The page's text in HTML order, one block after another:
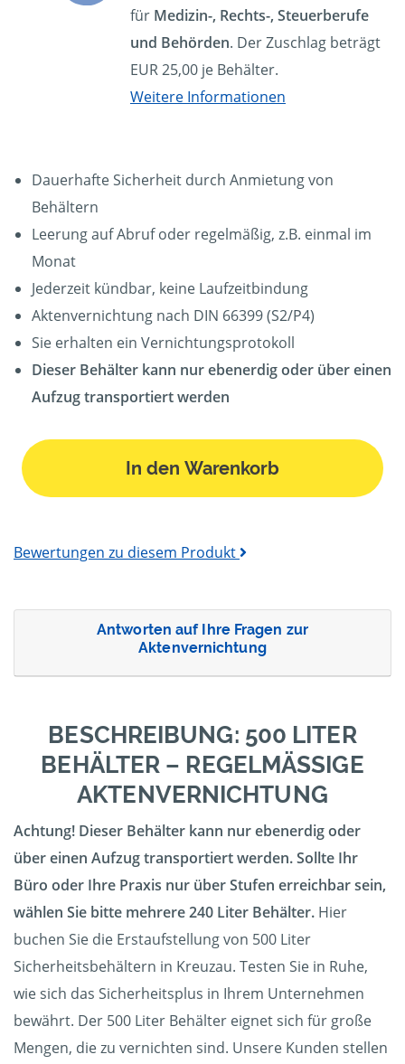
für Medizin-, Rechts-, Steuerberufe
und Behörden. Der Zuschlag beträgt
EUR 25,00 je Behälter.
Weitere Informationen
Dauerhafte Sicherheit durch Anmietung von
Behältern
Leerung auf Abruf oder regelmäßig, z.B. einmal im
Monat
Jederzeit kündbar, keine Laufzeitbindung
Aktenvernichtung nach DIN 66399 (S2/P4)
Sie erhalten ein Vernichtungsprotokoll
Dieser Behälter kann nur ebenerdig oder über einen
Aufzug transportiert werden
In den Warenkorb
Bewertungen zu diesem Produkt
Antworten auf Ihre Fragen zur
Aktenvernichtung
BESCHREIBUNG: 500 LITER
BEHÄLTER – REGELMÄSSIGE A
KTENVERNICHTUNG
Achtung! Dieser Behälter kann nur ebenerdig oder
über einen Aufzug transportiert werden. Sollte Ihr
Büro oder Ihre Praxis nur über Stufen erreichbar sein,
wählen Sie bitte mehrere 240 Liter Behälter. Hier
buchen Sie die Erstaufstellung von 500 Liter
Sicherheitsbehältern in Kreuzau. Testen Sie in Ruhe,
wie sich das Sicherheitsplus in Ihrem Unternehmen
bewährt. Der 500 Liter Behälter eignet sich für große
Mengen, die zu vernichten sind. Unsere Kunden stellen